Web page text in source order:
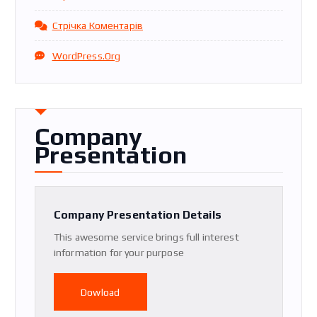
Стрічка Коментарів
WordPress.org
Company
Presentation
Company Presentation Details
This awesome service brings full interest
information for your purpose
Dowload